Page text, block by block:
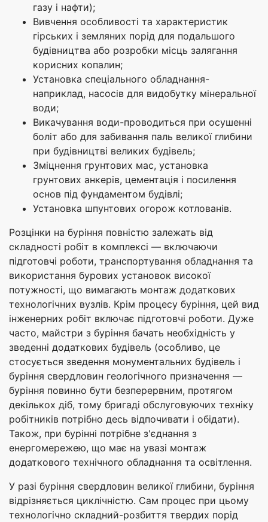
газу і нафти);
Вивчення особливості та характеристик
гірських і земляних порід для подальшого
будівництва або розробки місць залягання
корисних копалин;
Установка спеціального обладнання-
наприклад, насосів для видобутку мінеральної
води;
Викачування води-проводиться при осушенні
боліт або для забивання паль великої глибини
при будівництві великих будівель;
Зміцнення грунтових мас, установка
грунтових анкерів, цементація і посилення
основ під фундаментом будівлі;
Установка шпунтових огорож котлованів.
Розцінки на буріння повністю залежать від
складності робіт в комплексі — включаючи
підготовчі роботи, транспортування обладнання та
використання бурових установок високої
потужності, що вимагають монтаж додаткових
технологічних вузлів. Крім процесу буріння, цей вид
інженерних робіт включає підготовчі роботи. Дуже
часто, майстри з буріння бачать необхідність у
зведенні додаткових будівель (особливо, це
стосується зведення монументальних будівель і
буріння свердловин геологічного призначення —
буріння повинно бути безперервним, протягом
декількох діб, тому бригаді обслуговуючих техніку
робітників потрібно десь відпочивати і обідати).
Також, при бурінні потрібне з'єднання з
енергомережею, що має на увазі монтаж
додаткового технічного обладнання та освітлення.
У разі буріння свердловин великої глибини, буріння
відрізняється циклічністю. Сам процес при цьому
технологічно складний-розбиття твердих порід